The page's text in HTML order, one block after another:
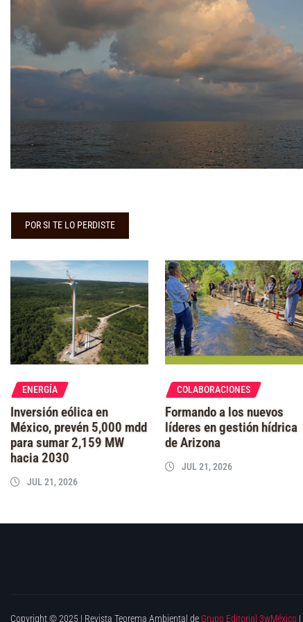
POR SI TE LO PERDISTE
ENERGÍA
Inversión eólica en
México, prevén 5,000 mdd
para sumar 2,159 MW
hacia 2030
JUL 21, 2026
COLABORACIONES
Formando a los nuevos
líderes en gestión hídrica
de Arizona
JUL 21, 2026
Copyright © 2025 | Revista Teorema Ambiental de Grupo Editorial 3wMéxico |